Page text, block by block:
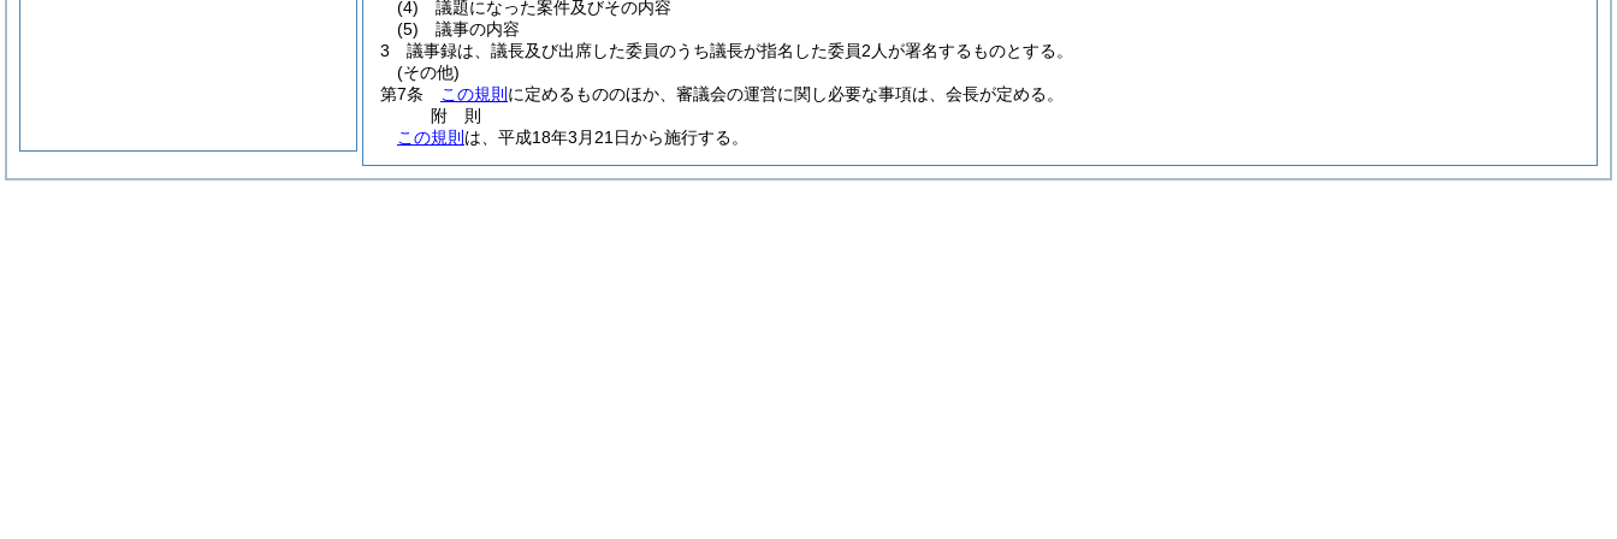
(4)
議題になった案件及びその内容
(5)
議事の内容
3
議事録は、議長及び出席した委員のうち議長が指名した委員2人が署名するものとする。
(その他)
第7条
この規則 に定めるもののほか、審議会の運営に関し必要な事項は、会長が定める。
附 則
この規則 は、平成18年3月21日から施行する。